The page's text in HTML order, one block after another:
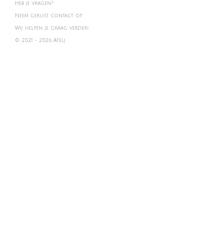
Heb je vragen?
Neem gerust contact op.
Wij helpen je graag verder!
© 2021 - 2026 Atelj